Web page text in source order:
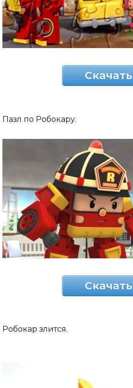
Скачать
Пазл по Робокару.
Скачать
Робокар злится.